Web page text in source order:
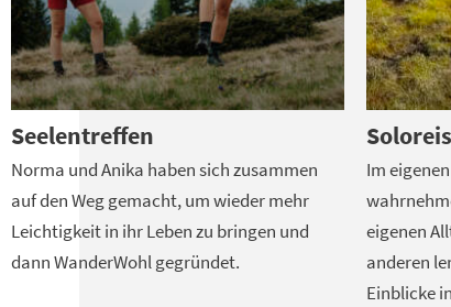
Seelentreffen
Norma und Anika haben sich zusammen
auf den Weg gemacht, um wieder mehr
Leichtigkeit in ihr Leben zu bringen und
dann WanderWohl gegründet.
Im
eigenen
anderen
Einblicke